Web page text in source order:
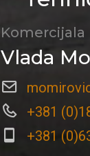
Komercijala
Vlada
+381
+381